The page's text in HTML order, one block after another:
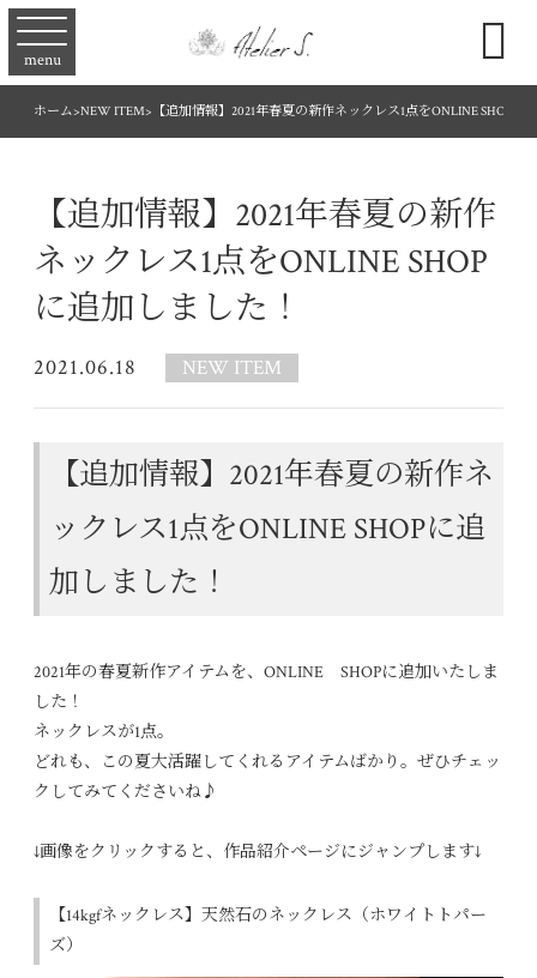
menu 
ホーム>NEW ITEM> 【追加情報】2021年春夏の新作ネックレス1点をONLINE SHOPに
【追加情報】2021年春夏の新作
ネックレス1点をONLINE SHOP
に追加しました！
2021.06.18 NEW ITEM
【追加情報】2021年春夏の新作ネ
ックレス1点をONLINE SHOPに追
加しました！
2021年の春夏新作アイテムを、ONLINE SHOPに追加いたしま
した！
ネックレスが1点。
どれも、この夏大活躍してくれるアイテムばかり。ぜひチェッ
クしてみてくださいね♪
↓画像をクリックすると、作品紹介ページにジャンプします↓
【14kgfネックレス】天然石のネックレス（ホワイトトパー
ズ）